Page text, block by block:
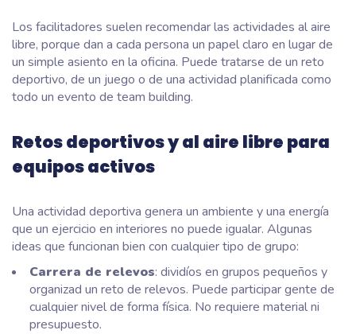
Los facilitadores suelen recomendar las actividades al aire
libre, porque dan a cada persona un papel claro en lugar de
un simple asiento en la oficina. Puede tratarse de un reto
deportivo, de un juego o de una actividad planificada como
todo un evento de team building.
Retos deportivos y al aire libre para
equipos activos
Una actividad deportiva genera un ambiente y una energía
que un ejercicio en interiores no puede igualar. Algunas
ideas que funcionan bien con cualquier tipo de grupo:
Carrera de relevos: dividíos en grupos pequeños y
organizad un reto de relevos. Puede participar gente de
cualquier nivel de forma física. No requiere material ni
presupuesto.